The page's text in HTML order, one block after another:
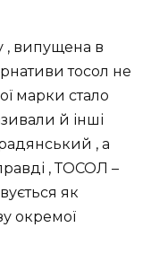
, випущена в
тосол не
марки стало
й інші
, а
, ТОСОЛ –
як
окремої